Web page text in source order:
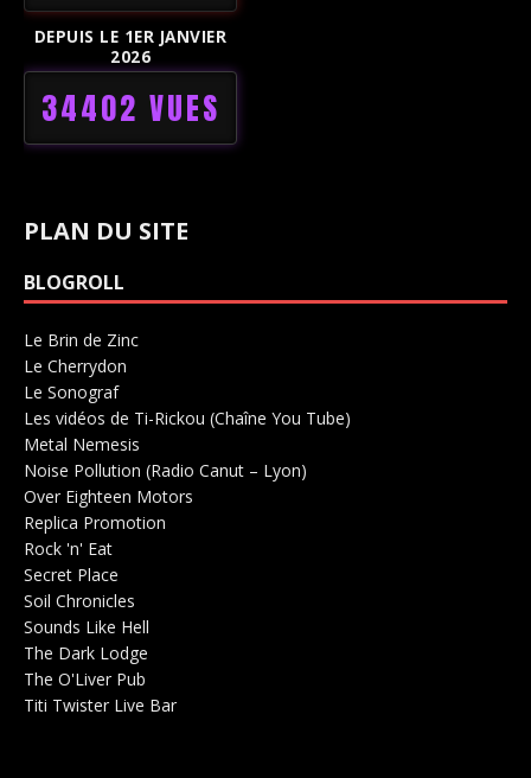
DEPUIS LE 1ER JANVIER
2026
34402 VUES
PLAN DU SITE
BLOGROLL
Le Brin de Zinc
Le Cherrydon
Le SonografSalle de concerts 0
Les vidéos de Ti-Rickou (Chaîne You Tube)
Metal Nemesis
Noise Pollution (Radio Canut – Lyon)
Over Eighteen Motors
Replica Promotion
Rock 'n' Eat
Secret Place
Soil Chronicles
Sounds Like Hell
The Dark Lodge
The O'Liver Pub
Titi Twister Live Bar